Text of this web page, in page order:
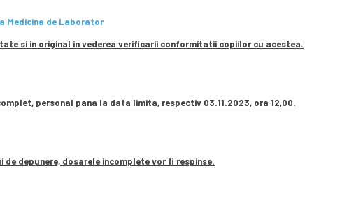
Medicina de Laborator
si in original in vederea verificarii conformitatii copiilor cu acestea.
personal pana la data limita, respectiv 03.11.2023, ora 12,00.
depunere, dosarele incomplete vor fi respinse.